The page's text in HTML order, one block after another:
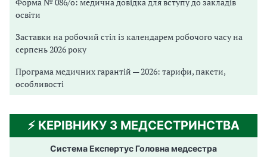
освіти
Заставки на робочий стіл із календарем робочого часу на
серпень 2026 року
Програма медичних гарантій — 2026: тарифи, пакети,
особливості
⚡️ КЕРІВНИКУ З МЕДСЕСТРИНСТВА
Система Експертус Головна медсестра